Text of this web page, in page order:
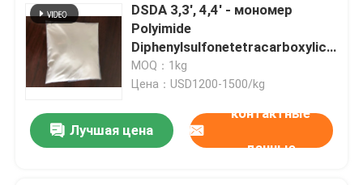
DSDA 3,3', 4,4' - мономер
Polyimide
Diphenylsulfonetetracarboxylic
Dianhydride CAS 2540-99-0
MOQ：1kg
Цена：USD1200-1500/kg
Лучшая цена
контактные
данные